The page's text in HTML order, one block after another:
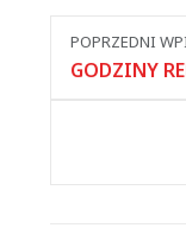
Nawigacja
między
POPRZEDNI
GODZINY